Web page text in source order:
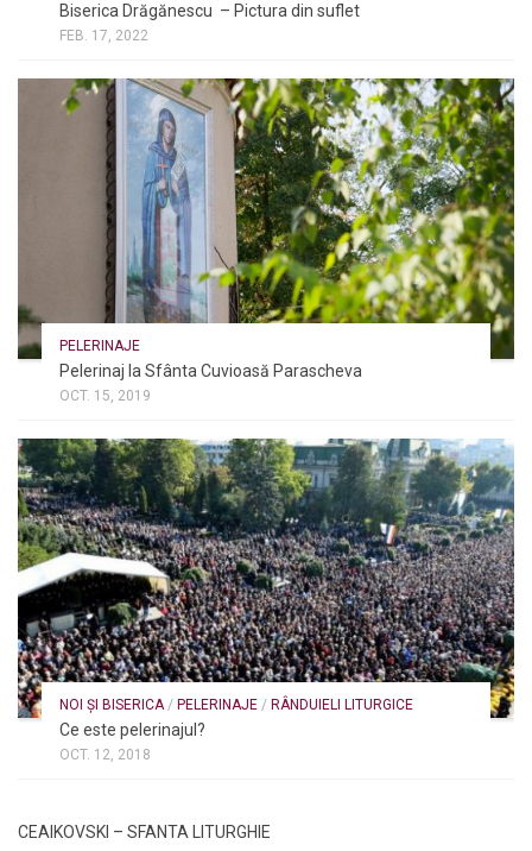
Biserica Drăgănescu – Pictura din suflet
FEB. 17, 2022
PELERINAJE
Pelerinaj la Sfânta Cuvioasă Parascheva
OCT. 15, 2019
NOI ȘI BISERICA/ PELERINAJE / RÂNDUIELI LITURGICE
Ce este pelerinajul?
OCT. 12, 2018
CEAIKOVSKI – SFANTA LITURGHIE